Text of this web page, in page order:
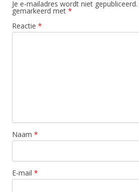
Je e-mailadres wordt niet gepubliceerd.
gemarkeerd met *
Reactie *
Naam *
E-mail *